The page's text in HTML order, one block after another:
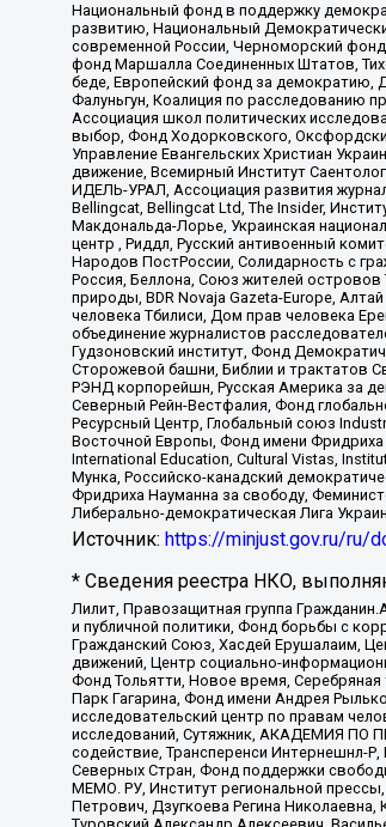
Национальный фонд в поддержку
развитию, Национальный
современной России, Черноморский
фонд Маршалла Соединенных Штатов,
беде, Европейский фонд за демократию,
Фалуньгун, Коалиция по расследованию
Ассоциация школ политических
выбор, Фонд Ходорковского,
Управление Евангельских Христиан
движение, Всемирный Институт
ИДЕЛЬ-УРАЛ, Ассоциация развития
Bellingcat, Bellingcat Ltd, The Insider,
Макдональда-Лорье, Украинская
центр , Риддл, Русский антивоенный
Народов ПостРоссии, Солидарность с
Россия, Беллона, Союз жителей
природы, BDR Novaja Gazeta-Europe,
человека Тбилиси, Дом прав человека
объединение журналистов
Гудзоновский институт, Фонд
Сторожевой башни, Библии и трактатов
РЭНД корпорейшн, Русская Америка за
Северный Рейн-Вестфалия, Фонд
Ресурсный Центр, Глобальный союз
Восточной Европы, Фонд имени
International Education, Cultural Vistas,
Мунка, Российско-канадский
Фридриха Науманна за свободу,
Либерально-демократическая Лига
Источник: https://minjust.gov.ru/ru/
* Сведения реестра НКО,
Лилит, Правозащитная группа
и публичной политики, Фонд борьбы с
Гражданский Союз, Хасдей Ерушалаим,
движений, Центр социально-
Фонд Тольятти, Новое время,
Парк Гагарина, Фонд имени Андрея
исследовательский центр по правам
исследований, Сутяжник, АКАДЕМИЯ ПО
содействие, Трансперенси Интернешнл-
Северных Стран, Фонд поддержки
МЕМО. РУ, Институт региональной
Петрович, Дзугкоева Регина